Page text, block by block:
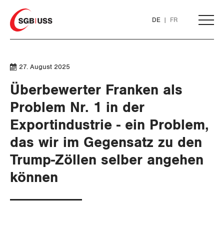
Home
DE FR
THEMEN
ARBEIT
Löhne und Vertragspolitik
Flankierende Massnahmen und
Finanzen und Steuerpolitik
SOZIALPOLITIK
CORONA-VIRUS
SERVICE
GEWERKSCHAFTSMITGLIED WERDEN
LOHNRECHNER
WEITERBILDUNG
WIR ÜBER UNS
Medien
27. August 2025
Überbewerter Franken als
Problem Nr. 1 in der
Exportindustrie - ein Problem,
das wir im Gegensatz zu den
Trump-Zöllen selber angehen
können